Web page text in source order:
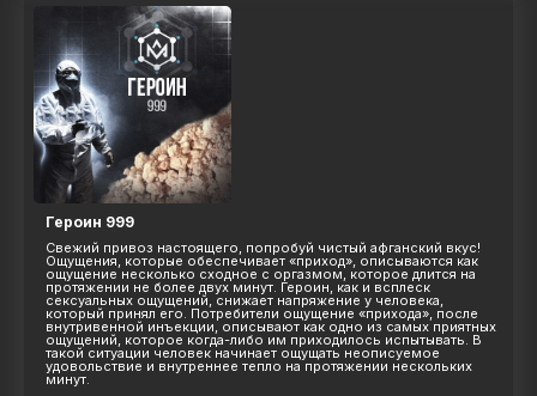
Героин 999
Свежий привоз настоящего, попробуй чистый афганский вкус!
Ощущения, которые обеспечивает «приход», описываются как
ощущение несколько сходное с оргазмом, которое длится на
протяжении не более двух минут. Героин, как и всплеск
сексуальных ощущений, снижает напряжение у человека,
который принял его. Потребители ощущение «прихода», после
внутривенной инъекции, описывают как одно из самых приятных
ощущений, которое когда-либо им приходилось испытывать. В
такой ситуации человек начинает ощущать неописуемое
удовольствие и внутреннее тепло на протяжении нескольких
минут.